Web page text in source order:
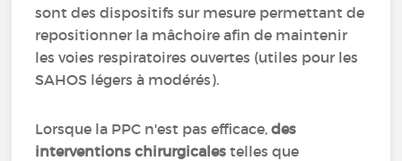
sont des dispositifs sur mesure permettant de
repositionner la mâchoire afin de maintenir
les voies respiratoires ouvertes (utiles pour les
SAHOS légers à modérés).
Lorsque la PPC n'est pas efficace,des
interventions chirurgicales telles que